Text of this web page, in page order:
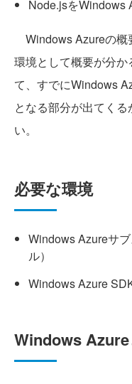
Node.jsをWindows
Windows Azureの概
環境として概要が分
て、すでにWindows
となる部分が出てく
い。
必要な環境
Windows Azureサ
ル）
Windows Azure
Windows